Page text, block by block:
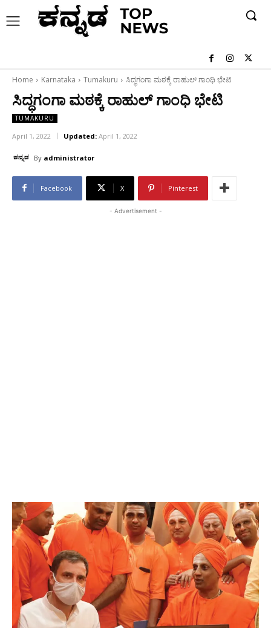
Home Karnataka Tumakuru ಸಿದ್ಧಗಂಗಾ ಮಠಕ್ಕೆ ರಾಹುಲ್ ಗಾಂಧಿ ಭೇಟಿ
ಸಿದ್ಧಗಂಗಾ ಮಠಕ್ಕೆ ರಾಹುಲ್ ಗಾಂಧಿ ಭೇಟಿ
TUMAKURU
April 1, 2022 Updated: April 1, 2022
By administrator
Facebook X Pinterest
- Advertisement -